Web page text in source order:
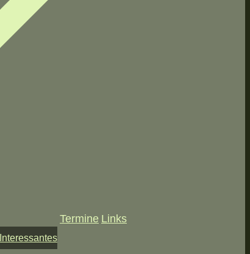
Interessantes
Termine Links